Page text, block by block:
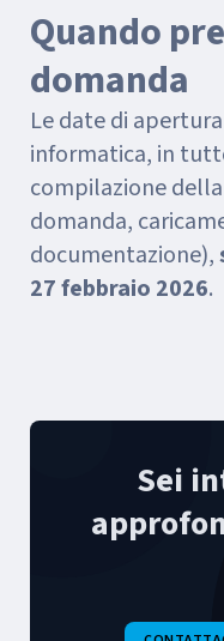
Quando
domanda
Le date di
informatica, in
compilazione
domanda,
documentazione),
27 febbraio 2026.
Sei